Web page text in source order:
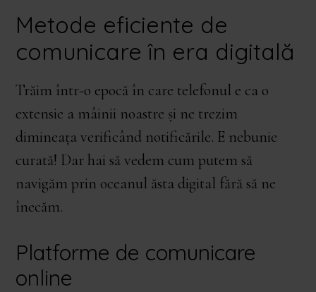
Metode eficiente de
comunicare în era digitală
Trăim într-o epocă în care telefonul e ca o
extensie a mâinii noastre și ne trezim
dimineața verificând notificările. E nebunie
curată! Dar hai să vedem cum putem să
navigăm prin oceanul ăsta digital fără să ne
înecăm.
Platforme de comunicare
online